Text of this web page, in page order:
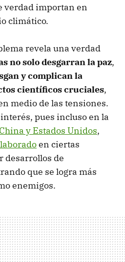
verdad importan en
climático.
revela una verdad
no solo desgarran la paz,
y complican la
científicos cruciales,
medio de las tensiones.
pues incluso en la
y Estados Unidos,
en ciertas
desarrollos de
que se logra más
enemigos.